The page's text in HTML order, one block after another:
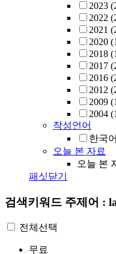
2023
2022
2021
2020
2018
2017
2016
2012
2009
2004
작성언어
한국어
오늘 본 자료
오늘 본
패싯닫기
검색키워드 주제어 :
전체선택
무료